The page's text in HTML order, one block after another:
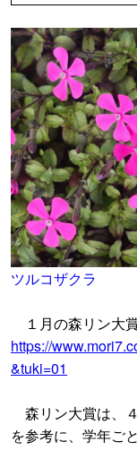
ツルコザクラ
１月の森リン大
https://
&tuki=01
森リン大賞は、
を参考に、学年ご